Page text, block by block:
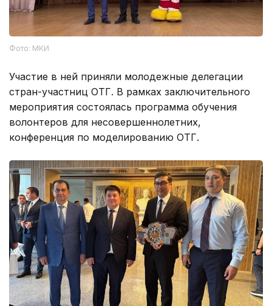
Фото: МКИ
Участие в ней приняли молодежные делегации
стран-участниц ОТГ. В рамках заключительного
мероприятия состоялась программа обучения
волонтеров для несовершеннолетних,
конференция по моделированию ОТГ.